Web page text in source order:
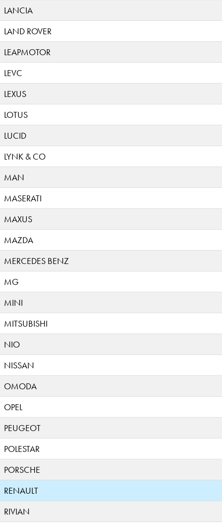
LANCIA
LAND ROVER
LEAPMOTOR
LEVC
LEXUS
LOTUS
LUCID
LYNK & CO
MAN
MASERATI
MAXUS
MAZDA
MERCEDES BENZ
MG
MINI
MITSUBISHI
NIO
NISSAN
OMODA
OPEL
PEUGEOT
POLESTAR
PORSCHE
RENAULT
RIVIAN